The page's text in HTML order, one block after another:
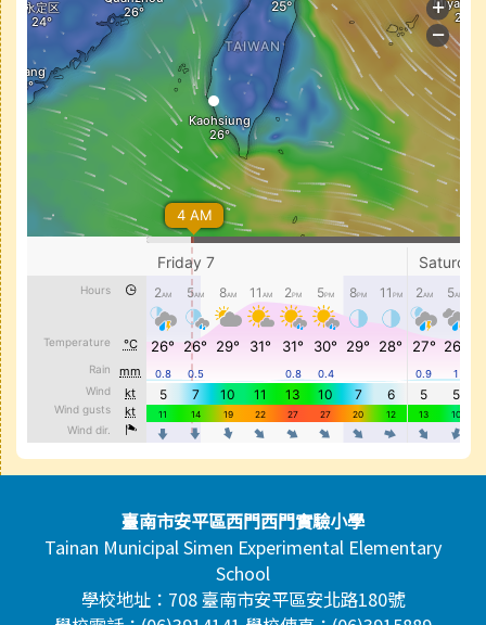
頁尾區域內容臺南市安平區西門西門實驗小學
Tainan Municipal Simen Experimental Elementary
School
學校地址：708 臺南市安平區安北路180號